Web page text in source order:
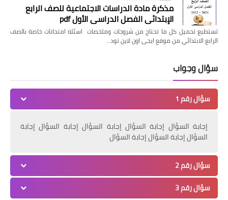
مذكرة مادة الدراسات الاجتماعية للصف الرابع
الإبتدائي الفصل الدراسي الأول pdf
تستطيع تحميل كل ما تحتاج من شروحات وملخصات اسئله امتحانات خاصة بالصف
الرابع الابتدائي من موقع ايجى اون لاين تود…
سؤال وجواب
سؤال رقم 1
إجابة السؤال إجابة السؤال إجابة السؤال إجابة السؤال إجابة
السؤال إجابة السؤال إجابة السؤال
سؤال رقم 2
سؤال رقم 3